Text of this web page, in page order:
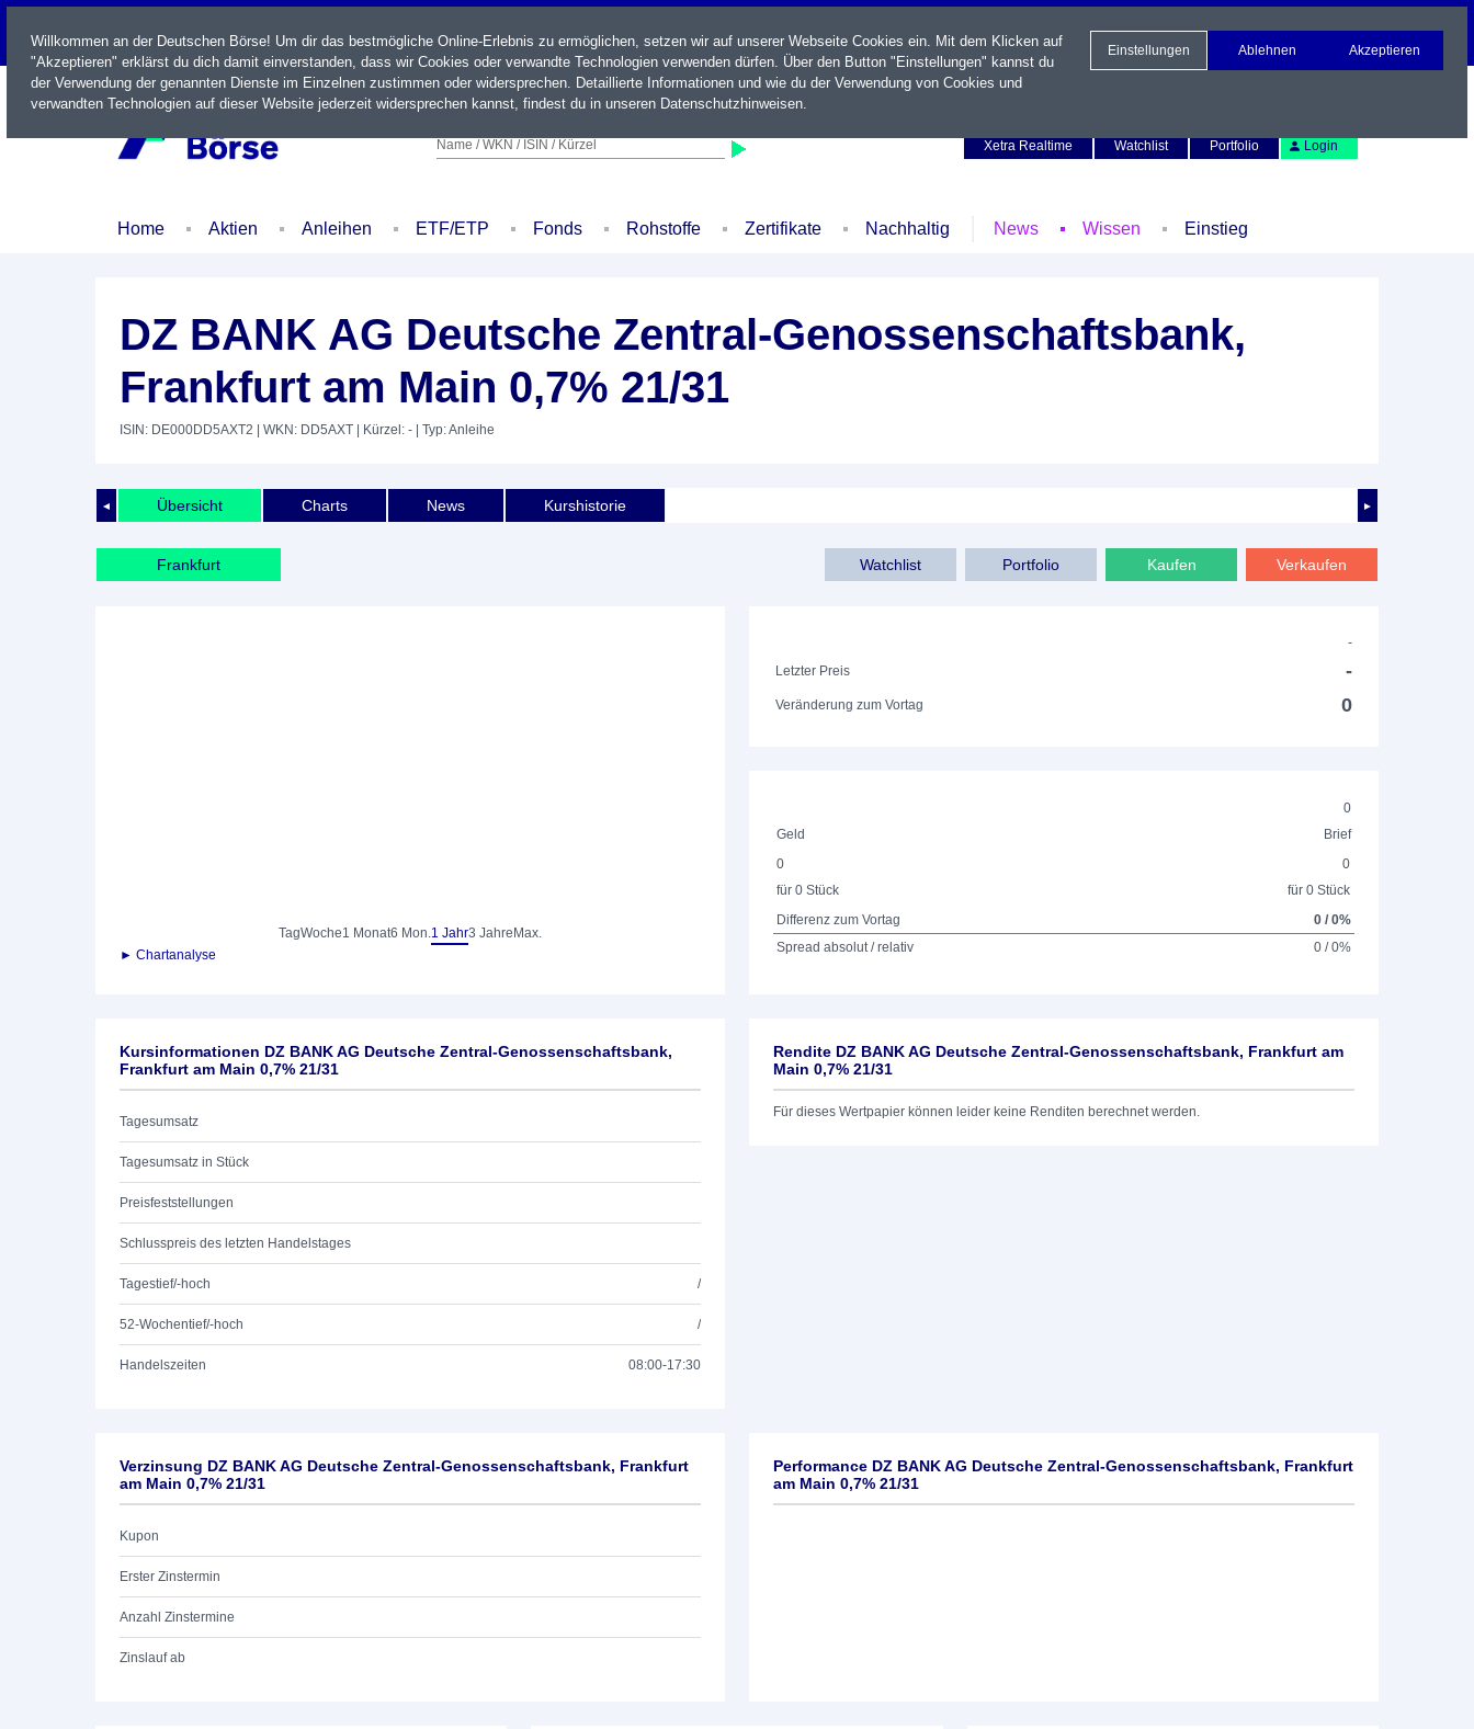
LIVE
Name / WKN / ISIN / Kürzel
Xetra Realtime
Watchlist Portfolio Login
Home Aktien Anleihen ETF/ETP Fonds Rohstoffe Zertifikate Nachhaltig News Wissen Einstieg
DZ BANK AG Deutsche Zentral-Genossenschaftsbank,
Frankfurt am Main 0,7% 21/31
ISIN: DE000DD5AXT2 | WKN: DD5AXT | Kürzel: - | Typ: Anleihe
◄ ►
Übersicht Charts News Kurshistorie
Frankfurt Verkaufen
Kaufen
Portfolio
Watchlist
TagWoche1 Monat6 Mon.1 Jahr3 Jahre Max.
► Chartanalyse
-
Letzter Preis
-
Veränderung zum Vortag 0
0
Geld
Brief
0
für 0 Stück
0
für 0 Stück
Differenz zum Vortag
0 / 0%
Spread absolut / relativ
0 / 0%
Kursinformationen DZ BANK AG Deutsche Zentral-Genossenschaftsbank,
Frankfurt am Main 0,7% 21/31
Tagesumsatz
Tagesumsatz in Stück
Preisfeststellungen
Schlusspreis des letzten Handelstages
Tagestief/-hoch /
52-Wochentief/-hoch /
Handelszeiten 08:00-17:30
Rendite DZ BANK AG Deutsche Zentral-Genossenschaftsbank, Frankfurt am
Main 0,7% 21/31
Für dieses Wertpapier können leider keine Renditen berechnet werden.
Verzinsung DZ BANK AG Deutsche Zentral-Genossenschaftsbank, Frankfurt
am Main 0,7% 21/31
Kupon
Erster Zinstermin
Anzahl Zinstermine
Zinslauf ab
Performance DZ BANK AG Deutsche Zentral-Genossenschaftsbank, Frankfurt
am Main 0,7% 21/31
Willkommen an der Deutschen Börse! Um dir das bestmögliche Online-Erlebnis zu ermöglichen, setzen wir auf unserer Webseite Cookies ein. Mit dem Klicken auf
"Akzeptieren" erklärst du dich damit einverstanden, dass wir Cookies oder verwandte Technologien verwenden dürfen. Über den Button "Einstellungen" kannst du
der Verwendung der genannten Dienste im Einzelnen zustimmen oder widersprechen. Detaillierte Informationen und wie du der Verwendung von Cookies und
verwandten Technologien auf dieser Website jederzeit widersprechen kannst, findest du in unseren Datenschutzhinweisen.
Einstellungen Ablehnen Akzeptieren